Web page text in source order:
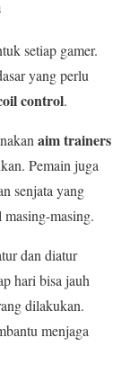
setiap gamer.
yang perlu
control.
aim trainers
Pemain juga
senjata yang
masing.
dan diatur
hari bisa jauh
dilakukan.
menjaga